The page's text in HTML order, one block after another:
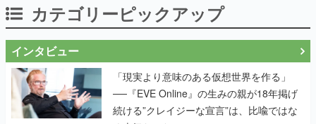
カテゴリーピックアップ
インタビュー
「現実より意味のある仮想世界を作る」
──『EVE Online』の生みの親が18年掲げ
続ける”クレイジーな宣言”は、比喩ではな